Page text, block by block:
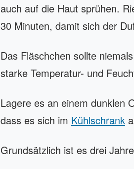
auch auf die Haut sprühen.
30 Minuten, damit sich der
Das Fläschchen sollte
starke Temperatur- und
Lagere es an einem dunklen
dass es sich im Kühlschrank
Grundsätzlich ist es drei